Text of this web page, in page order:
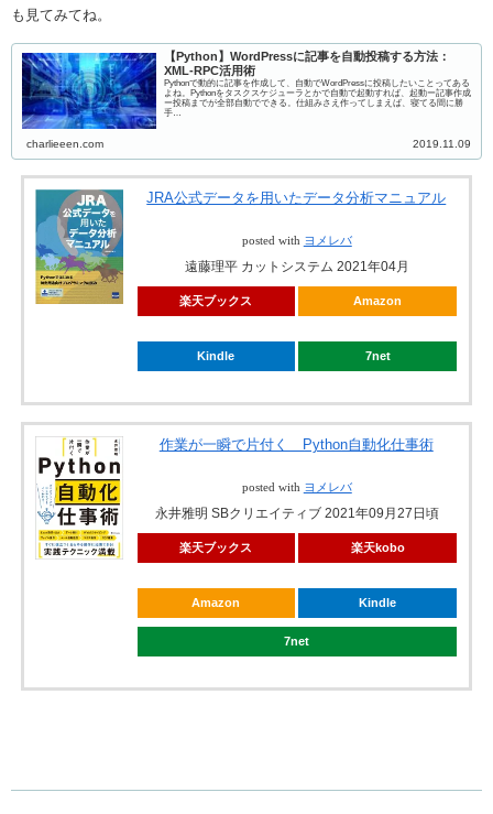
も見てみてね。
【Python】WordPressに記事を自動投稿する方法：
XML-RPC活用術
Pythonで動的に記事を作成して、自動でWordPressに投稿したいことってある
よね。Pythonをタスクスケジューラとかで自動で起動すれば、起動ー記事作成
ー投稿までが全部自動でできる。仕組みさえ作ってしまえば、寝てる間に勝
手…
charlieeen.com 2019.11.09
JRA公式データを用いたデータ分析マニュアル
posted with ヨメレバ
遠藤理平 カットシステム 2021年04月
楽天ブックス Amazon
Kindle 7net
作業が一瞬で片付く Python自動化仕事術
posted with ヨメレバ
永井雅明 SBクリエイティブ 2021年09月27日頃
楽天ブックス 楽天kobo
Amazon Kindle
7net